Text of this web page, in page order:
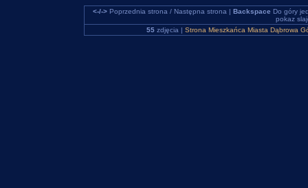
<-/->Poprzednia strona / Następna strona | Backspace Do góry
pokaz
55zdjęcia | Strona Mieszkańca Miasta Dąbrowa